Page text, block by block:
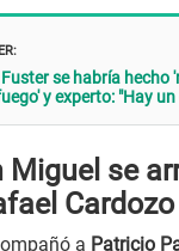
se habría hecho
y experto: "Hay
se
Cardozo
a Patricio